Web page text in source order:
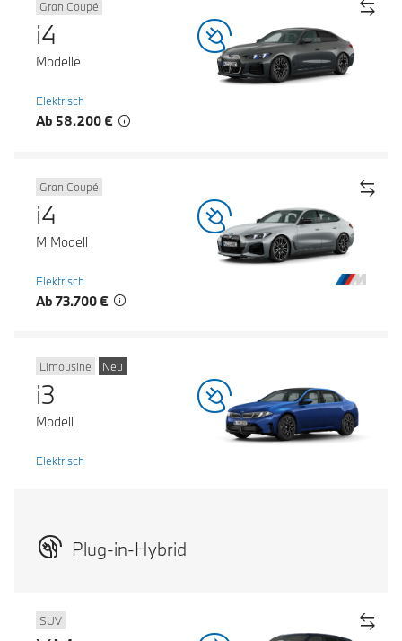
Gran Coupé
i4
Modelle
Elektrisch
Ab 58.200 €
Gran Coupé
i4
M Modell
Elektrisch
Ab 73.700 €
Limousine Neu
i3
Modell
Elektrisch
Plug-in-Hybrid
SUV